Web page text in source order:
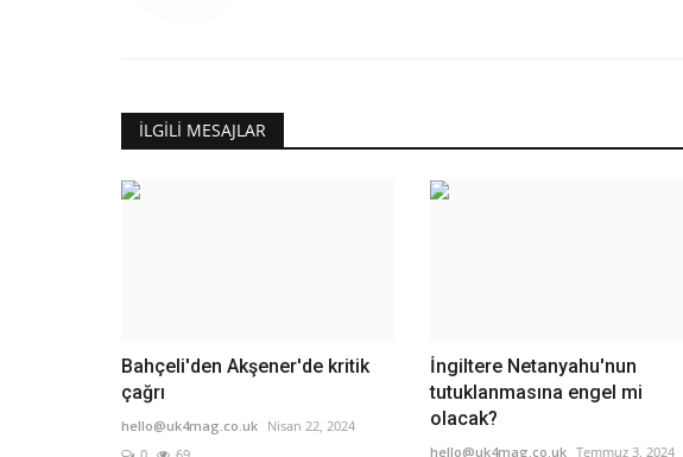
İLGILI MESAJLAR
Bahçeli'den Akşener'de kritik
çağrı
hello@uk4mag.co.uk Nisan 22, 2024
İngiltere Netanyahu'nun
tutuklanmasına engel mi
olacak?
hello@uk4mag.co.uk Temmuz 3, 2024